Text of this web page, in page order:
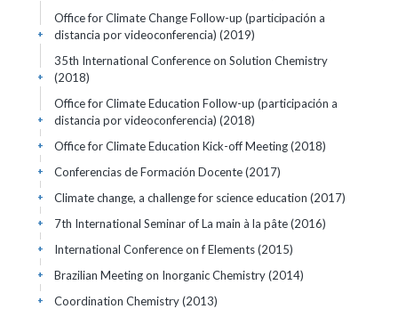
Office for Climate Change Follow-up (participación a
distancia por videoconferencia) (2019)
+
35th International Conference on Solution Chemistry
(2018)
+
Office for Climate Education Follow-up (participación a
distancia por videoconferencia) (2018)
+
Office for Climate Education Kick-off Meeting(2018)
+
Conferencias de Formación Docente(2017)
+
Climate change, a challenge for science education (2017)
+
7th International Seminar of La main à la pâte(2016)
+
International Conference on f Elements(2015)
+
Brazilian Meeting on Inorganic Chemistry(2014)
+
Coordination Chemistry(2013)
+